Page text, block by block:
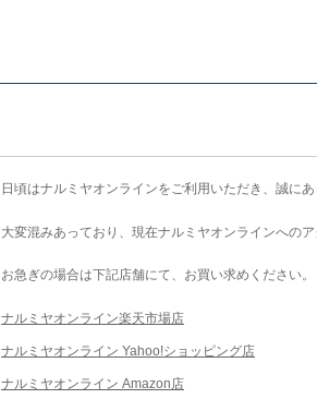
日頃はナルミヤオンラインをご利用いただき、誠にあ
大変混みあっており、現在ナルミヤオンラインへの
お急ぎの場合は下記店舗にて、お買い求めください。
ナルミヤオンライン楽天市場店
ナルミヤオンライン Yahoo!ショッピング店
ナルミヤオンライン Amazon店